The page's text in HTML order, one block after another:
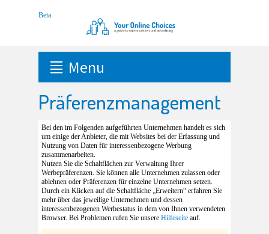
Menu
Präferenzmanagement
Bei den im Folgenden aufgeführten Unternehmen handelt es sich
um einige der Anbieter, die mit Websites bei der Erfassung und
Nutzung von Daten für interessenbezogene Werbung
zusammenarbeiten.
Nutzen Sie die Schaltflächen zur Verwaltung Ihrer
Werbepräferenzen. Sie können alle Unternehmen zulassen oder
ablehnen oder Präferenzen für einzelne Unternehmen setzen.
Durch ein Klicken auf die Schaltfläche „Erweitern“ erfahren Sie
mehr über das jeweilige Unternehmen und dessen
interessenbezogenen Werbestatus in dem von Ihnen verwendeten
Browser. Bei Problemen rufen Sie unsere Hilfeseite auf.